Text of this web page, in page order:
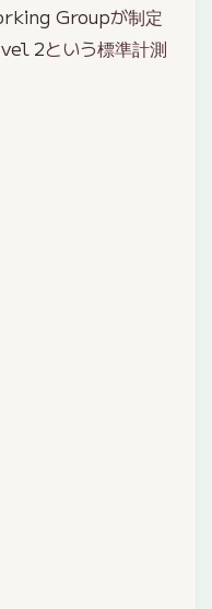
Groupが制定
2という標準計測